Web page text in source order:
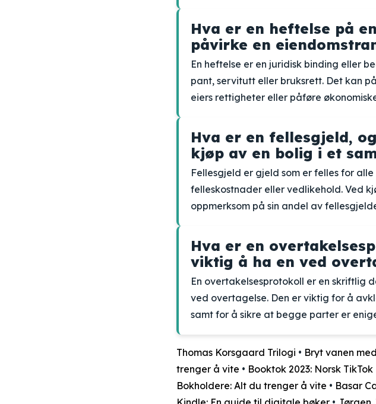
Hva er en heftelse på
påvirke en
En heftelse er en juridisk binding eller
pant, servitutt eller bruksrett. Det kan
eiers rettigheter eller påføre
Hva er en fellesgjeld,
kjøp av en bolig i et
Fellesgjeld er gjeld som er felles for
felleskostnader eller vedlikehold. Ved
oppmerksom på sin andel av
Hva er en
viktig å ha en ved
En overtakelsesprotokoll er en skriftlig
ved overtagelse. Den er viktig for å
samt for å sikre at begge parter er
Thomas Korsgaard Trilogi • Bryt vanen
trenger å vite • Booktok 2023: Norsk
Bokholdere: Alt du trenger å vite • Basar